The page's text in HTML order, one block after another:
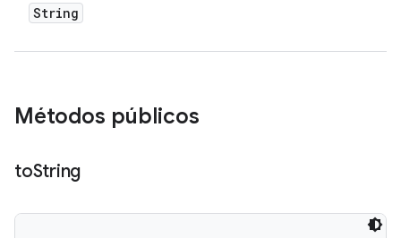
String
Métodos públicos
toString